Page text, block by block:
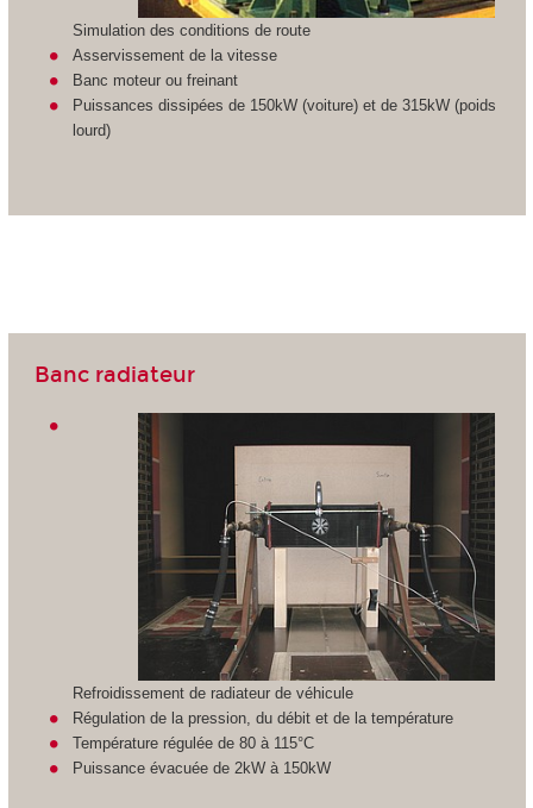
Simulation des conditions de route
Asservissement de la vitesse
Banc moteur ou freinant
Puissances dissipées de 150kW (voiture) et de 315kW (poids
lourd)
Banc radiateur
Refroidissement de radiateur de véhicule
Régulation de la pression, du débit et de la température
Température régulée de 80 à 115°C
Puissance évacuée de 2kW à 150kW